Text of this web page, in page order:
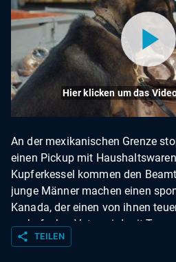
Hier klicken um das
An der mexikanischen Grenze
einen Pickup mit
Kupferkessel kommen den
junge Männer machen einen
Kanada, der einen von ihnen
sechsfacher Vater wird mit
die er als
share TEILEN